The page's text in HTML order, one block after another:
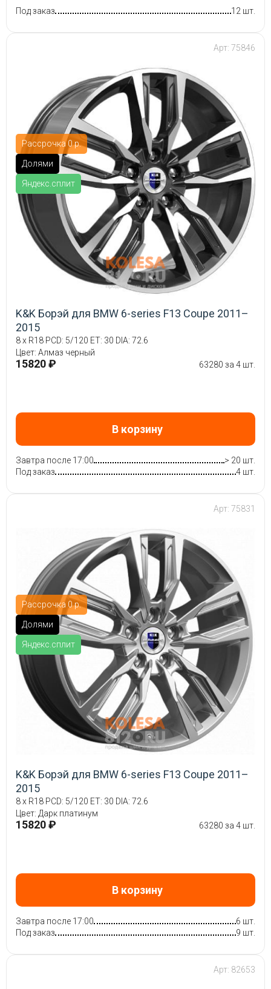
Под заказ 12 шт.
Рассрочка 0 р.
Долями
Яндекс.сплит
Арт: 75846
K&K Борэй для BMW 6-series F13 Coupe 2011–
2015
8 x R18 PCD: 5/120 ET: 30 DIA: 72.6
Цвет: Алмаз черный
15820 ₽ 63280 за 4 шт.
В корзину
Завтра после 17:00
> 20 шт.
Под заказ
4 шт.
Рассрочка 0 р.
Долями
Яндекс.сплит
Арт: 75831
K&K Борэй для BMW 6-series F13 Coupe 2011–
2015
8 x R18 PCD: 5/120 ET: 30 DIA: 72.6
Цвет: Дарк платинум
15820 ₽ 63280 за 4 шт.
В корзину
Завтра после 17:00
6 шт.
Под заказ
9 шт.
Арт: 82653